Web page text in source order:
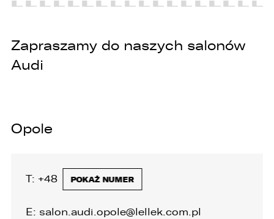
Zapraszamy do naszych salonów
Audi
Opole
T: POKAŻ NUMER
+48 77 400 70 45
E: salon.audi.opole@lellek.com.pl
osobowych do państwa trzeciego lub
organizacji międzynarodowej.